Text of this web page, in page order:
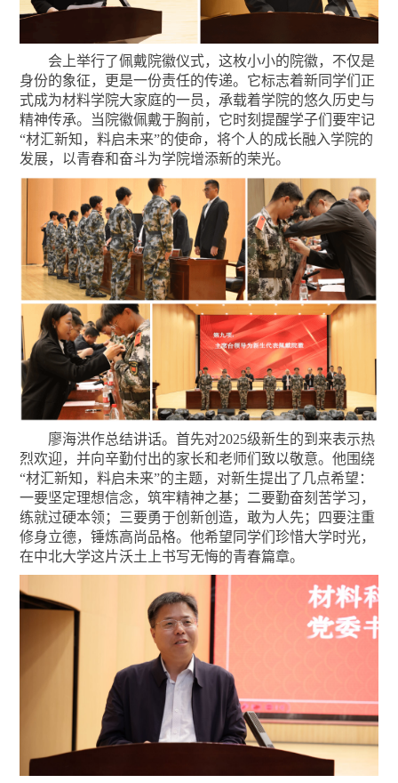
会上举行了佩戴院徽仪式，这枚小小的院徽，不仅是
身份的象征，更是一份责任的传递。它标志着新同学们正
式成为材料学院大家庭的一员，承载着学院的悠久历史与
精神传承。当院徽佩戴于胸前，它时刻提醒学子们要牢记
“材汇新知，料启未来”的使命，将个人的成长融入学院的
发展，以青春和奋斗为学院增添新的荣光。
廖海洪作总结讲话。首先对2025级新生的到来表示热
烈欢迎，并向辛勤付出的家长和老师们致以敬意。他围绕
“材汇新知，料启未来”的主题，对新生提出了几点希望：
一要坚定理想信念，筑牢精神之基；二要勤奋刻苦学习，
练就过硬本领；三要勇于创新创造，敢为人先；四要注重
修身立德，锤炼高尚品格。他希望同学们珍惜大学时光，
在中北大学这片沃土上书写无悔的青春篇章。